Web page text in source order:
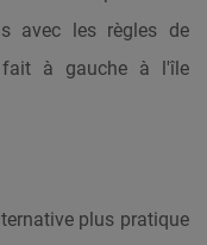
avec les règles de
fait à gauche à l'île
plus pratique